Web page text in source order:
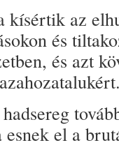
kísértik az
és
és azt
el a